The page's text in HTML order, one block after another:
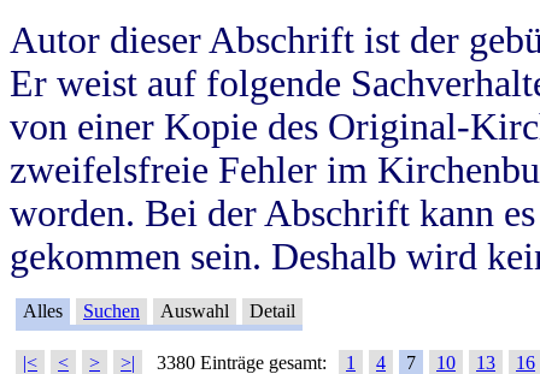
Autor dieser Abschrift ist der
Er weist auf folgende
von einer Kopie des Original-
zweifelsfreie Fehler im
worden. Bei der Abschrift kann
gekommen sein. Deshalb wird
Alles Suchen Auswahl Detail
|< < > >| 3380 Einträge gesamt: 1 4 7 10 13
16